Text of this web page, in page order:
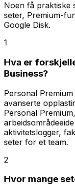
Noen få praktiske
seter, Premium-
Google Disk.
1
Hva er
Business?
Personal
avanserte
Personal
aktivitetslogger,
seter for et team.
2
Hvor mange